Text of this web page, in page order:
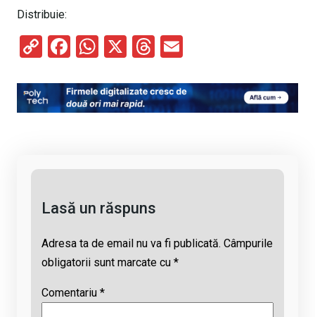
Distribuie:
C
py
Li
F
ce
b
W
at
s
X
T
e
a
ail
Lasă un răspuns
Adresa ta de email nu va fi publicată. Câmpurile
obligatorii sunt marcate cu *
Comentariu *